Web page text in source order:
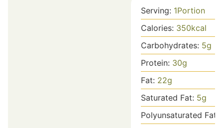
Serving: 1Portion
Calories: 350kcal
Carbohydrates: 5g
Protein: 30g
Fat: 22g
Saturated Fat: 5g
Polyunsaturated Fat: